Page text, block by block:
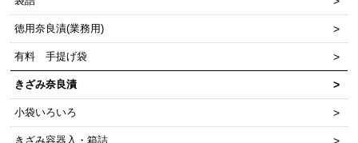
徳用奈良漬(業務用)
有料 手提げ袋
きざみ奈良漬
小袋いろいろ
きざみ容器入・箱詰